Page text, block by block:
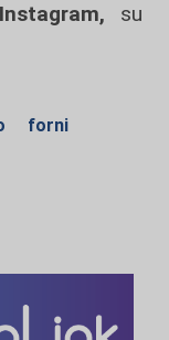
, su
forni